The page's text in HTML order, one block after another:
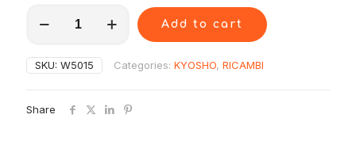
Kyosho
Corti
x
quantity
Add to cart
SKU: W5015 Categories: KYOSHO, RICAMBI
Share